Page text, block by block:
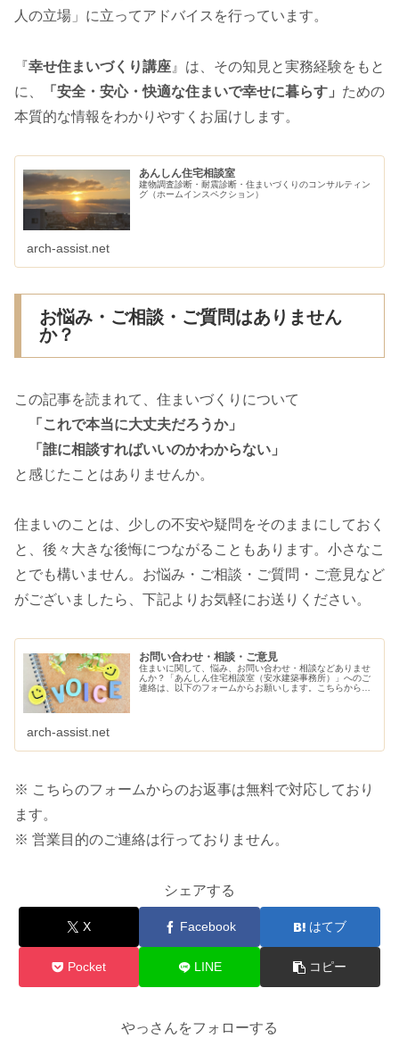
人の立場」に立ってアドバイスを行っています。
『幸せ住まいづくり講座 』は、その知見と実務経験をもと
に、
「安全・安心・快適な住まいで幸せに暮らす」 ための
本質的な情報をわかりやすくお届けします。
あんしん住宅相談室
建物調査診断・耐震診断・住まいづくりのコンサルティン
グ（ホームインスペクション）
arch-assist.net
お悩み・ご相談・ご質問はありません
か？
この記事を読まれて、住まいづくりについて
「これで本当に大丈夫だろうか」
「誰に相談すればいいのかわからない」
と感じたことはありませんか。
住まいのことは、少しの不安や疑問をそのままにしておく
と、後々大きな後悔につながることもあります。小さなこ
とでも構いません。お悩み・ご相談・ご質問・ご意見など
がございましたら、下記よりお気軽にお送りください。
お問い合わせ・相談・ご意見
住まいに関して、悩み、お問い合わせ・相談などありませ
んか？「あんしん住宅相談室（安水建築事務所）」へのご
連絡は、以下のフォームからお願いします。こちらから、
arch-assist.net
※ こちらのフォームからのお返事は無料で対応しており
ます。
※ 営業目的のご連絡は行っておりません。
シェアする
X Facebook はてブ
Pocket LINE コピー
やっさんをフォローする